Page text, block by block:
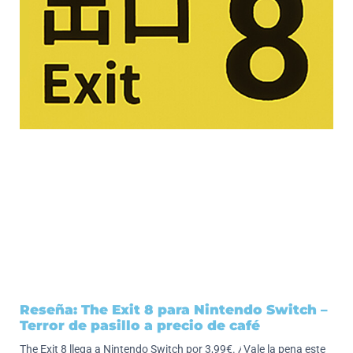
Reseña: The Exit 8 para Nintendo Switch –
Terror de pasillo a precio de café
The Exit 8 llega a Nintendo Switch por 3,99€. ¿Vale la pena este